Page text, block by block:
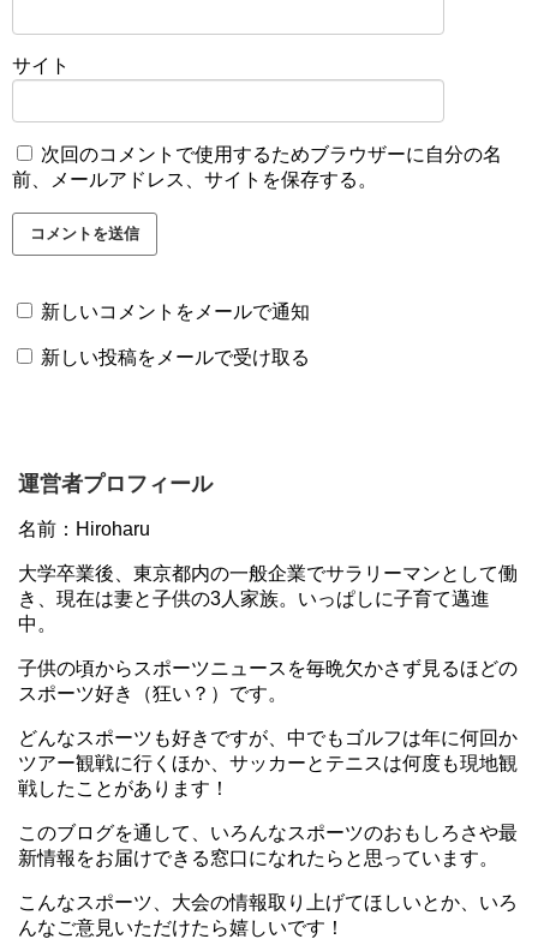
サイト
次回のコメントで使用するためブラウザーに自分の名
前、メールアドレス、サイトを保存する。
新しいコメントをメールで通知
新しい投稿をメールで受け取る
運営者プロフィール
名前：Hiroharu
大学卒業後、東京都内の一般企業でサラリーマンとして働
き、現在は妻と子供の3人家族。いっぱしに子育て邁進
中。
子供の頃からスポーツニュースを毎晩欠かさず見るほどの
スポーツ好き（狂い？）です。
どんなスポーツも好きですが、中でもゴルフは年に何回か
ツアー観戦に行くほか、サッカーとテニスは何度も現地観
戦したことがあります！
このブログを通して、いろんなスポーツのおもしろさや最
新情報をお届けできる窓口になれたらと思っています。
こんなスポーツ、大会の情報取り上げてほしいとか、いろ
んなご意見いただけたら嬉しいです！